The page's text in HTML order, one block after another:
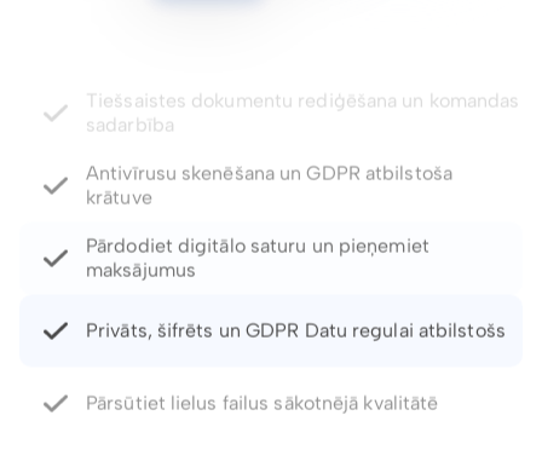
Antivīrusu skenēšana un GDPR atbilstoša
Pārdodiet digitālo saturu un pieņemiet
Privāts, šifrēts un GDPR Datu regulai atbilstošs
Paroles aizsargātas saites un derīguma termiņa